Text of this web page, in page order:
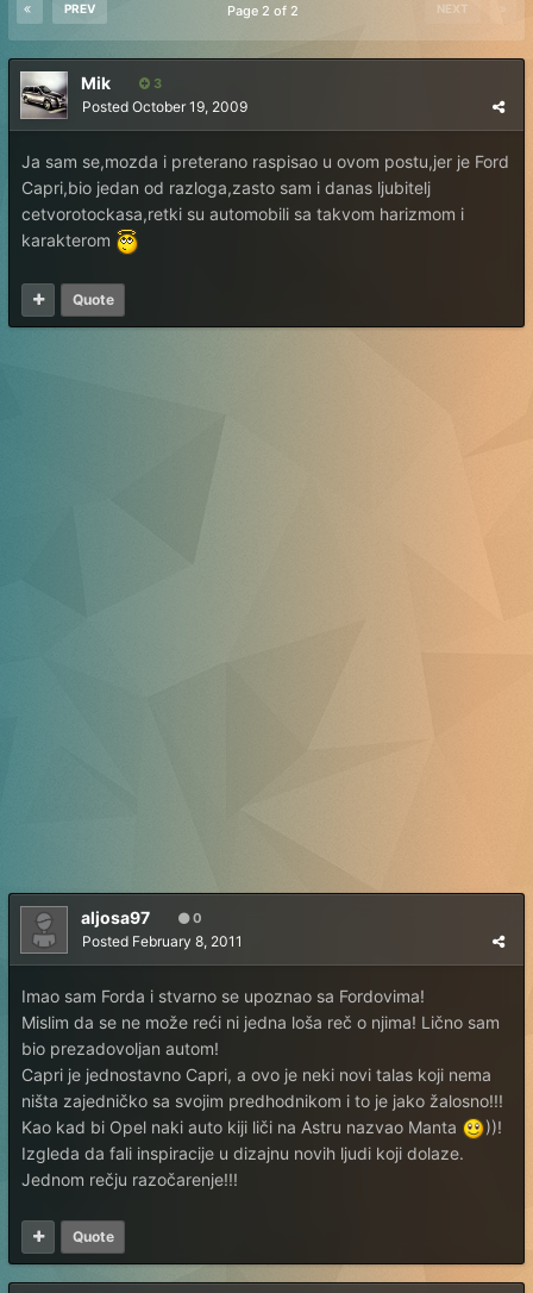
PREV NEXT
Page 2 of 2
Mik 3
Posted October 19, 2009
Ja sam se,mozda i preterano raspisao u ovom postu,jer je Ford
Capri,bio jedan od razloga,zasto sam i danas ljubitelj
cetvorotockasa,retki su automobili sa takvom harizmom i
karakterom
Quote
aljosa97 0
Posted February 8, 2011
Imao sam Forda i stvarno se upoznao sa Fordovima!
Mislim da se ne može reći ni jedna loša reč o njima! Lično sam
bio prezadovoljan autom!
Capri je jednostavno Capri, a ovo je neki novi talas koji nema
ništa zajedničko sa svojim predhodnikom i to je jako žalosno!!!
Kao kad bi Opel naki auto kiji liči na Astru nazvao Manta
))!
Izgleda da fali inspiracije u dizajnu novih ljudi koji dolaze.
Jednom rečju razočarenje!!!
Quote